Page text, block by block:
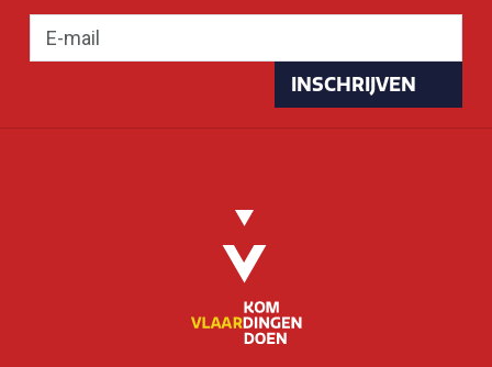
INSCHRIJVEN